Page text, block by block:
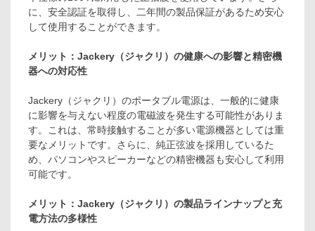
に、安全認証を取得し、二年間の製品保証があるため安心
して使用することができます。
メリット：Jackery（ジャクリ）の健康への影響と精密機
器への対応性
Jackery（ジャクリ）のポータブル電源は、一般的に健康
に影響を与えない程度の電磁波を発生する可能性がありま
す。これは、常時接触することが多い電源機器としては重
要なメリットです。さらに、純正弦波を採用しているた
め、パソコンやスピーカーなどの精密機器も安心して利用
可能です。
メリット：Jackery（ジャクリ）の製品ラインナップと充
電方法の多様性